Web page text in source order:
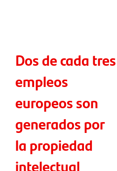
Dos de cada tres
empleos
europeos son
generados por
la propiedad
intelectual